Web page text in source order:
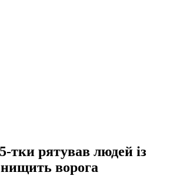
тки рятував людей із
ворога